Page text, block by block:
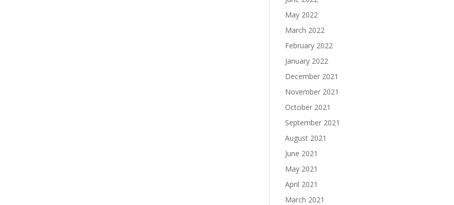
May 2022
March 2022
February 2022
January 2022
December 2021
November 2021
October 2021
September 2021
August 2021
June 2021
May 2021
April 2021
March 2021